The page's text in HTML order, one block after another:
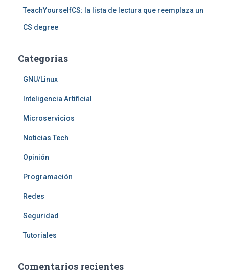
TeachYourselfCS: la lista de lectura que reemplaza un
CS degree
Categorías
GNU/Linux
Inteligencia Artificial
Microservicios
Noticias Tech
Opinión
Programación
Redes
Seguridad
Tutoriales
Comentarios recientes